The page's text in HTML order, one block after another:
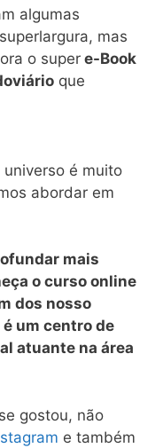
algumas
mas
o supere-Book
que
é muito
abordar em
mais
o curso online
dos nosso
é um centro de
atuante na área
gostou, não
e também